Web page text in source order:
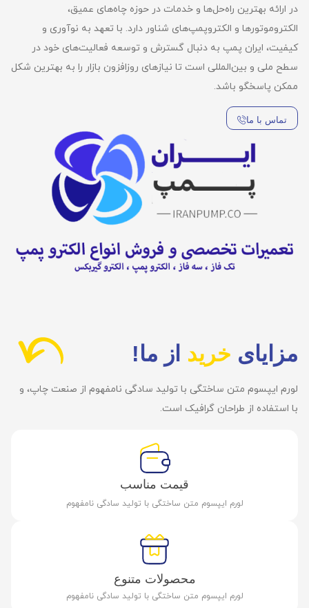
در ارائه بهترین راه‌حل‌ها و خدمات در حوزه چاه‌های عمیق،
الکتروموتورها و الکتروپمپ‌های شناور دارد. با تعهد به نوآوری و
کیفیت، ایران پمپ به دنبال گسترش و توسعه فعالیت‌های خود در
سطح ملی و بین‌المللی است تا نیازهای روزافزون بازار را به بهترین شکل
ممکن پاسخگو باشد.
تماس با ما
مزایای خرید از ما!
لورم ایپسوم متن ساختگی با تولید سادگی نامفهوم از صنعت چاپ، و
با استفاده از طراحان گرافیک است.
قیمت مناسب
لورم ایپسوم متن ساختگی با تولید سادگی نامفهوم
محصولات متنوع
لورم ایپسوم متن ساختگی با تولید سادگی نامفهوم